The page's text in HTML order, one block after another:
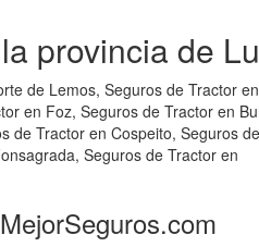
provincia de
de Lemos, Seguros de Tractor
en Foz, Seguros de Tractor en
de Tractor en Cospeito, Seguros
Seguros de Tractor en